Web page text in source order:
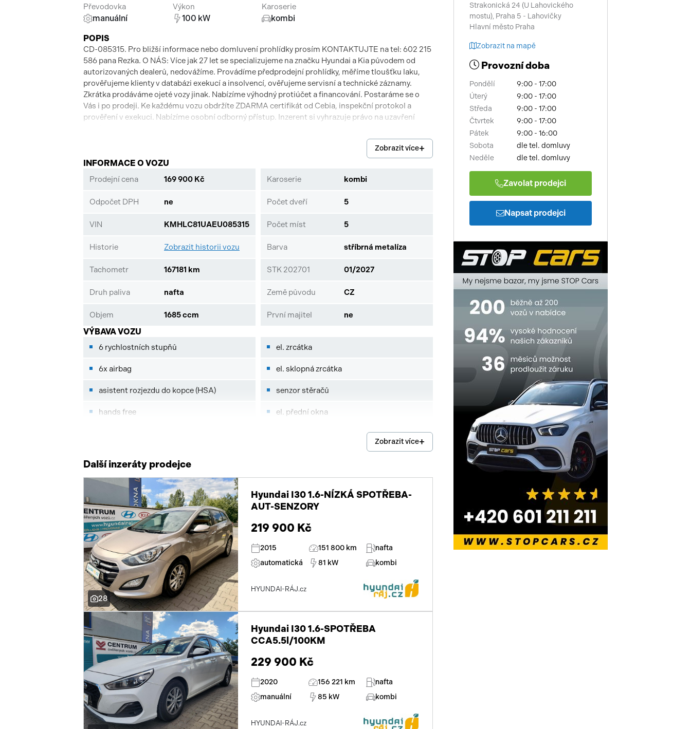
Převodovka
manuální
Výkon
100 kW
Karoserie
kombi
POPIS
CD-085315. Pro bližší informace nebo domluvení prohlídky prosím KONTAKTUJTE na tel: 602 215
586 pana Rezka. O NÁS: Více jak 27 let se specializujeme na značku Hyundai a Kia původem od
autorizovaných dealerů, nedovážíme. Provádíme předprodejní prohlídky, měříme tloušťku laku,
prověřujeme klienty v databázi exekucí a insolvencí, ověřujeme servisní a technické záznamy.
Zkrátka prodáváme ojeté vozy jinak. Nabízíme výhodný protiúčet a financování. Postaráme se o
Vás i po prodeji. Ke každému vozu obdržíte ZDARMA certifikát od Cebia, inspekční protokol a
prověření v exekuci. Nabízíme osobní odborný přístup. Inzerent si vyhrazuje právo na uzavření
Zobrazit více
INFORMACE O VOZU
Prodejní cena 169 900 Kč
Odpočet DPH ne
VIN KMHLC81UAEU085315
Historie Zobrazit historii vozu
Tachometr 167181 km
Druh paliva nafta
Objem 1685 ccm
Karoserie kombi
Počet dveří 5
Počet míst 5
Barva stříbrná metalíza
STK 202701 01/2027
Země původu CZ
První majitel ne
VÝBAVA VOZU
6 rychlostních stupňů
6x airbag
asistent rozjezdu do kopce (HSA)
hands free
deaktivace airbagu spolujezdce
vyhřívaný volant
alarm
vnitřní teploměr
aut. zabrzdění v kopci
samostmívací zrcátka
airbag řidiče
bluetooth
palubní počítač
USB
autorádio
multifunkční volant
el. zrcátka
el. sklopná zrcátka
senzor stěračů
el. přední okna
dvouzónová klimatizace
centrál dálkový
posilovač řízení
stabilizace podvozku (ESP)
ABS
AUX
Zobrazit více
Další inzeráty prodejce
28
Hyundai I30 1.6-NÍZKÁ SPOTŘEBA-
AUT-SENZORY
219 900 Kč
2015 151 800 km
nafta
automatická
81 kW kombi
HYUNDAI-RÁJ.cz
Hyundai I30 1.6-SPOTŘEBA
CCA5.5l/100KM
229 900 Kč
2020 156 221 km
nafta
manuální
85 kW kombi
HYUNDAI-RÁJ.cz
Strakonická 24 (U Lahovického
mostu), Praha 5 - Lahovičky
Hlavní město Praha
Zobrazit na mapě
Provozní doba
Pondělí
9:00 - 17:00
Úterý
9:00 - 17:00
Středa
9:00 - 17:00
Čtvrtek
9:00 - 17:00
Pátek
9:00 - 16:00
Sobota
dle tel. domluvy
Neděle
dle tel. domluvy
Zavolat prodejci
Napsat prodejci